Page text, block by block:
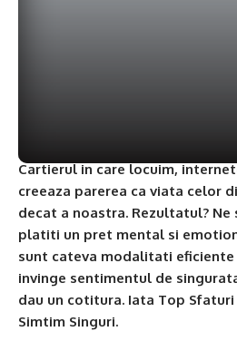
Cartierul in care locuim,
creeaza parerea ca viata celor
decat a noastra. Rezultatul? Ne
platiti un pret mental si
sunt cateva modalitati
invinge sentimentul de
dau un cotitura. Iata Top
Simtim Singuri.